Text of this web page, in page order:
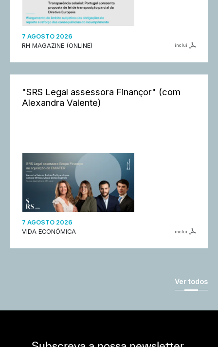
7 AGOSTO 2026
RH MAGAZINE (ONLINE)
inclui
"SRS Legal assessora Finançor" (com
Alexandra Valente)
7 AGOSTO 2026
VIDA ECONÓMICA
inclui
Ver todos